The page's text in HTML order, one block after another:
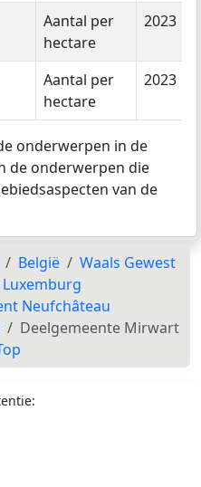
Aantal per
hectare
2023
Aantal per
hectare
2023
onderwerpen in de
de onderwerpen die
van de
België
Waals Gewest
Neufchâteau
Deelgemeente Mirwart